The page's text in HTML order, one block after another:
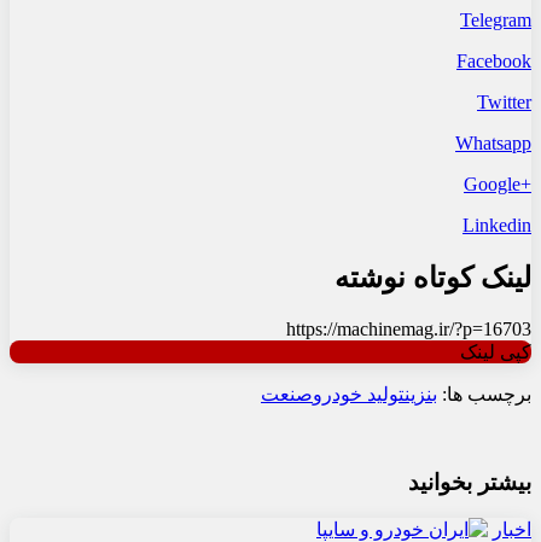
Telegram
Facebook
Twitter
Whatsapp
+Google
Linkedin
لینک کوتاه نوشته
https://machinemag.ir/?p=16703
کپی لینک
برچسب ها: بنزینتولید خودروصنعت
بیشتر بخوانید
اخبار